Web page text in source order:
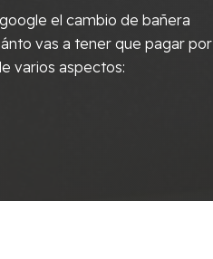
el cambio de bañera
vas a tener que pagar por
varios aspectos: